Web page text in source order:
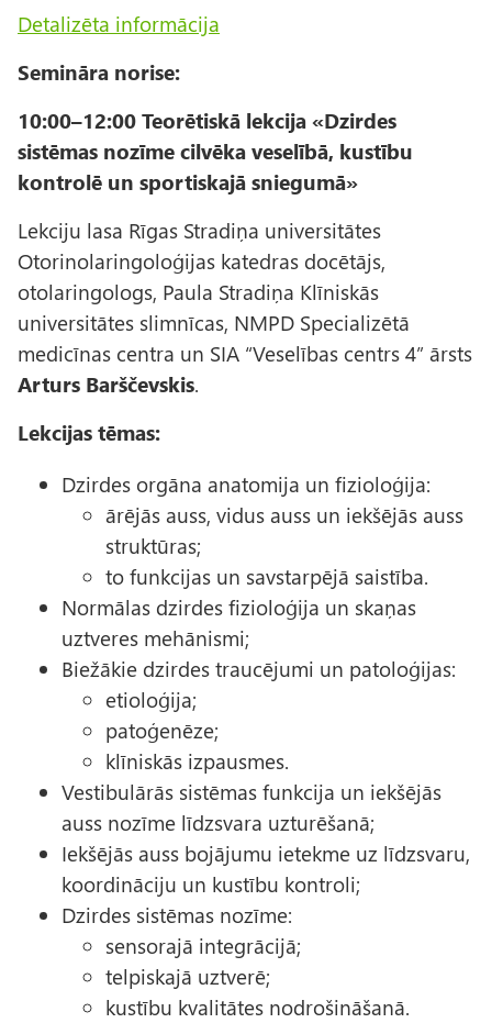
Detalizēta informācija
Semināra norise:
10:00–12:00 Teorētiskā lekcija «Dzirdes
sistēmas nozīme cilvēka veselībā, kustību
kontrolē un sportiskajā sniegumā»
Lekciju lasa Rīgas Stradiņa universitātes
Otorinolaringoloģijas katedras docētājs,
otolaringologs, Paula Stradiņa Klīniskās
universitātes slimnīcas, NMPD Specializētā
medicīnas centra un SIA “Veselības centrs 4” ārsts
Arturs Barščevskis.
Lekcijas tēmas:
Dzirdes orgāna anatomija un fizioloģija:
ārējās auss, vidus auss un iekšējās auss
struktūras;
to funkcijas un savstarpējā saistība.
Normālas dzirdes fizioloģija un skaņas
uztveres mehānismi;
Biežākie dzirdes traucējumi un patoloģijas:
etioloģija;
patoģenēze;
klīniskās izpausmes.
Vestibulārās sistēmas funkcija un iekšējās
auss nozīme līdzsvara uzturēšanā;
Iekšējās auss bojājumu ietekme uz līdzsvaru,
koordināciju un kustību kontroli;
Dzirdes sistēmas nozīme:
sensorajā integrācijā;
telpiskajā uztverē;
kustību kvalitātes nodrošināšanā.